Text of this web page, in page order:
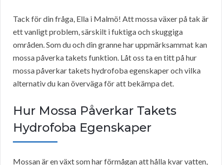
Tack för din fråga, Ella i Malmö! Att mossa växer på tak är
ett vanligt problem, särskilt i fuktiga och skuggiga
områden. Som du och din granne har uppmärksammat kan
mossa påverka takets funktion. Låt oss ta en titt på hur
mossa påverkar takets hydrofoba egenskaper och vilka
alternativ du kan överväga för att bekämpa det.
Hur Mossa Påverkar Takets
Hydrofoba Egenskaper
Mossan är en växt som har förmågan att hålla kvar vatten,